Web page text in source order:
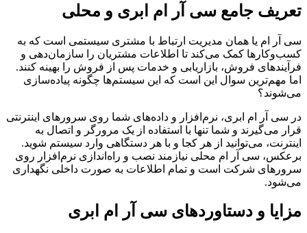
تعریف جامع سی آر ام ابری و محلی
سی آر ام یا همان مدیریت ارتباط با مشتری سیستمی است که به
کسب‌وکارها کمک می‌کند تا اطلاعات مشتریان را سازمان‌دهی و
فرآیندهای فروش، بازاریابی و خدمات پس از فروش را بهینه کنند.
اما مهم‌ترین سوال این است که این سیستم‌ها چگونه پیاده‌سازی
می‌شوند؟
در سی آر ام ابری، نرم‌افزار و داده‌های شما روی سرورهای اینترنتی
قرار می‌گیرند و شما تنها با استفاده از یک مرورگر و اتصال به
اینترنت، می‌توانید از هر کجا و با هر دستگاهی وارد سیستم شوید.
برعکس، سی آر ام محلی نیازمند نصب و راه‌اندازی نرم‌افزار روی
سرورهای شرکت است و تمام اطلاعات به صورت داخلی نگهداری
می‌شود.
مزایا و دستاوردهای سی آر ام ابری